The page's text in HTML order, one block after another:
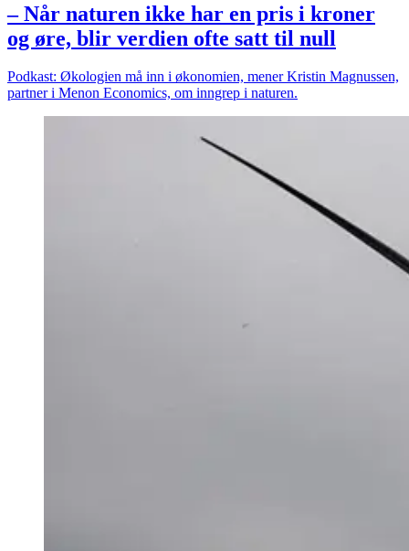
– Når naturen ikke har en pris i kroner
og øre, blir verdien ofte satt til null
Podkast: Økologien må inn i økonomien, mener Kristin Magnussen,
partner i Menon Economics, om inngrep i naturen.